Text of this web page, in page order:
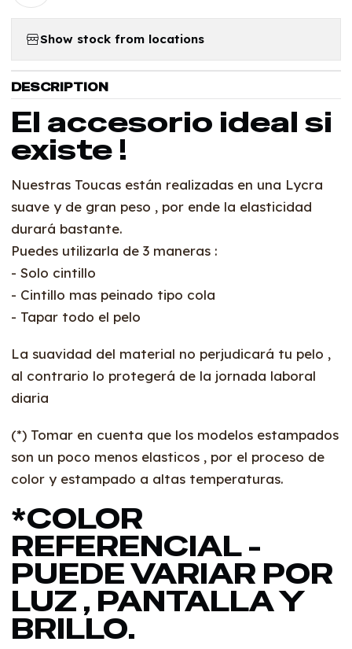
Show stock from locations
DESCRIPTION
El accesorio ideal si
existe !
Nuestras Toucas están realizadas en una Lycra
suave y de gran peso , por ende la elasticidad
durará bastante.
Puedes utilizarla de 3 maneras :
- Solo cintillo
- Cintillo mas peinado tipo cola
- Tapar todo el pelo
La suavidad del material no perjudicará tu pelo ,
al contrario lo protegerá de la jornada laboral
diaria
(*) Tomar en cuenta que los modelos estampados
son un poco menos elasticos , por el proceso de
color y estampado a altas temperaturas.
*COLOR
REFERENCIAL -
PUEDE VARIAR POR
LUZ , PANTALLA Y
BRILLO.